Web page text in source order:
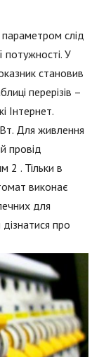
слід
потужності. У
становив
перерізів –
Інтернет.
Для живлення
провід
2 . Тільки в
виконає
для
про